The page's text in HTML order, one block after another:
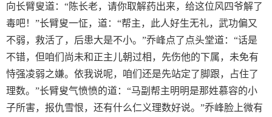
向长臂叟道：“陈长老，请你取解药出来，给这位风四爷解了
毒吧！”长臂叟一怔，道：“帮主，此人好生无礼，武功偏又
不弱，救活了，后患大是不小。”乔峰点了点头堂道：“话是
不错，但咱们尚未和正主儿朝过相，先伤他的下属，未免有
恃强凌弱之嫌。依我说呢，咱们还是先站定了脚跟，占住了
理数。”长臂叟气愤愤的道：“马副帮主明明是那姓慕容的小
子所害，报仇雪恨，还有什么仁义理数好说。”乔峰脸上微有